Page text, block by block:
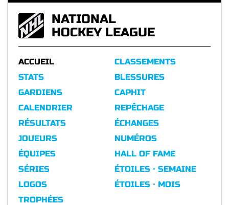
NATIONAL
HOCKEY LEAGUE
ACCUEIL
STATS
GARDIENS
CALENDRIER
RÉSULTATS
CLASSEMENTS
BLESSURES
CAPHIT
REPÊCHAGE
ÉCHANGES
JOUEURS
ÉQUIPES
SÉRIES
LOGOS
TROPHÉES
NUMÉROS
HALL OF FAME
ÉTOILES · SEMAINE
ÉTOILES · MOIS